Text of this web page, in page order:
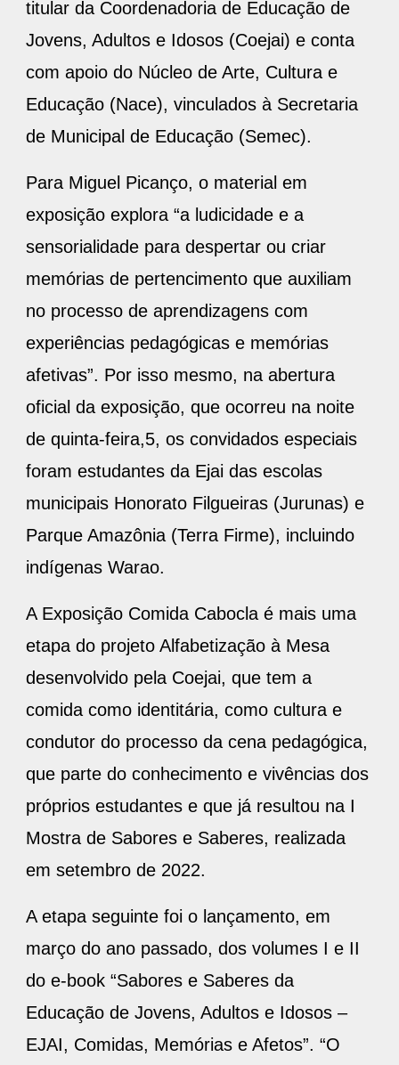
titular da Coordenadoria de Educação de
Jovens, Adultos e Idosos (Coejai) e conta
com apoio do Núcleo de Arte, Cultura e
Educação (Nace), vinculados à Secretaria
de Municipal de Educação (Semec).
Para Miguel Picanço, o material em
exposição explora “a ludicidade e a
sensorialidade para despertar ou criar
memórias de pertencimento que auxiliam
no processo de aprendizagens com
experiências pedagógicas e memórias
afetivas”. Por isso mesmo, na abertura
oficial da exposição, que ocorreu na noite
de quinta-feira,5, os convidados especiais
foram estudantes da Ejai das escolas
municipais Honorato Filgueiras (Jurunas) e
Parque Amazônia (Terra Firme), incluindo
indígenas Warao.
A Exposição Comida Cabocla é mais uma
etapa do projeto Alfabetização à Mesa
desenvolvido pela Coejai, que tem a
comida como identitária, como cultura e
condutor do processo da cena pedagógica,
que parte do conhecimento e vivências dos
próprios estudantes e que já resultou na I
Mostra de Sabores e Saberes, realizada
em setembro de 2022.
A etapa seguinte foi o lançamento, em
março do ano passado, dos volumes I e II
do e-book “Sabores e Saberes da
Educação de Jovens, Adultos e Idosos –
EJAI, Comidas, Memórias e Afetos”. “O